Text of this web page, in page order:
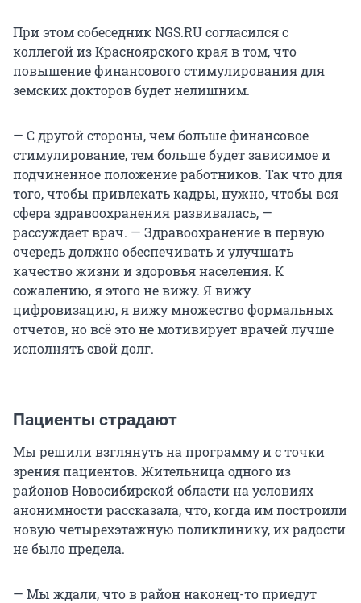
При этом собеседник NGS.RU согласился с
коллегой из Красноярского края в том, что
повышение финансового стимулирования для
земских докторов будет нелишним.
— С другой стороны, чем больше финансовое
стимулирование, тем больше будет зависимое и
подчиненное положение работников. Так что для
того, чтобы привлекать кадры, нужно, чтобы вся
сфера здравоохранения развивалась, —
рассуждает врач. — Здравоохранение в первую
очередь должно обеспечивать и улучшать
качество жизни и здоровья населения. К
сожалению, я этого не вижу. Я вижу
цифровизацию, я вижу множество формальных
отчетов, но всё это не мотивирует врачей лучше
исполнять свой долг.
Пациенты страдают
Мы решили взглянуть на программу и с точки
зрения пациентов. Жительница одного из
районов Новосибирской области на условиях
анонимности рассказала, что, когда им построили
новую четырехэтажную поликлинику, их радости
не было предела.
— Мы ждали, что в район наконец-то приедут